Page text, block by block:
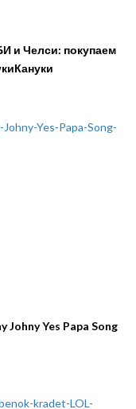
и Челси: покупаем
Johny Yes Papa Song